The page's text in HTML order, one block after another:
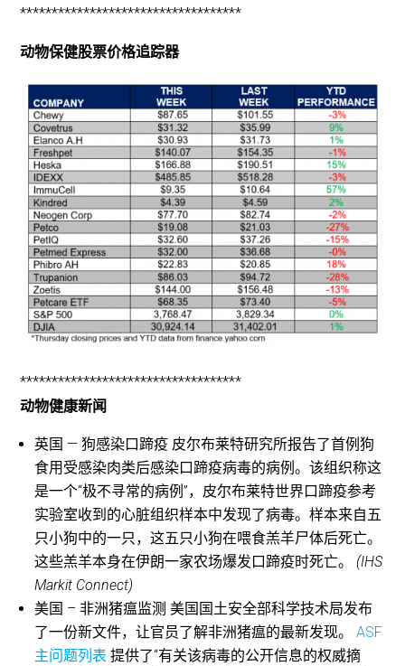
***********************************
动物保健股票价格追踪器
***********************************
动物健康新闻
英国 — 狗感染口蹄疫 皮尔布莱特研究所报告了首例狗
食用受感染肉类后感染口蹄疫病毒的病例。该组织称这
是一个“极不寻常的病例”，皮尔布莱特世界口蹄疫参考
实验室收到的心脏组织样本中发现了病毒。样本来自五
只小狗中的一只，这五只小狗在喂食羔羊尸体后死亡。
这些羔羊本身在伊朗一家农场爆发口蹄疫时死亡。 (IHS
Markit Connect)
美国 – 非洲猪瘟监测 美国国土安全部科学技术局发布
了一份新文件，让官员了解非洲猪瘟的最新发现。ASF
主问题列表 提供了“有关该病毒的公开信息的权威摘